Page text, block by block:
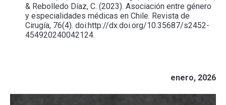
& Rebolledo Díaz, C. (2023). Asociación entre género
y especialidades médicas en Chile. Revista de
Cirugía, 76(4). doi:http://dx.doi.org/10.35687/s2452-
454920240042124.
enero, 2026